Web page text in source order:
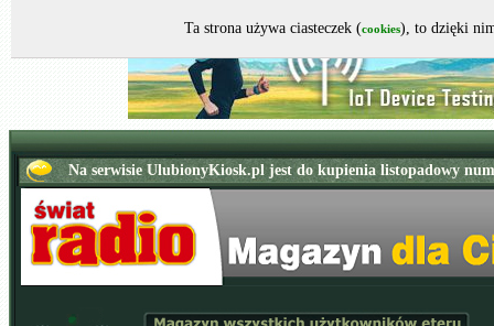
Ta strona używa ciasteczek (cookies), to dzięki